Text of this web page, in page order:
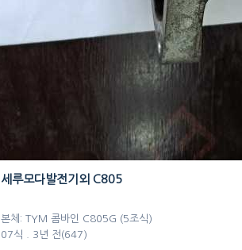
세루모다발전기외 C805
본체: TYM 콤바인 C805G (5조식)
07식
. 3년 전(647)